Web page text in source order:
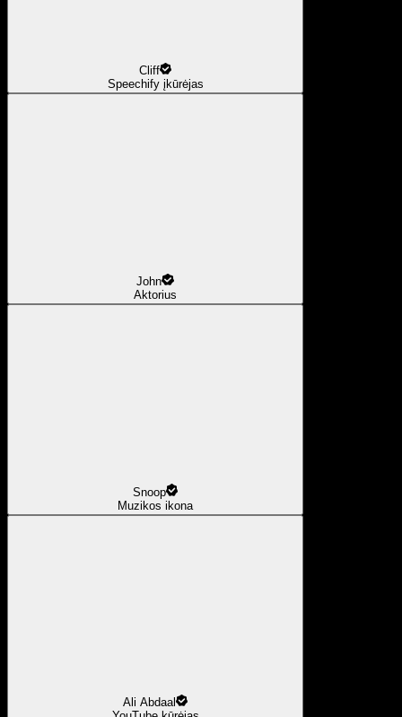
Cliff
Speechify įkūrėjas
John
Aktorius
Snoop
Muzikos ikona
Ali Abdaal